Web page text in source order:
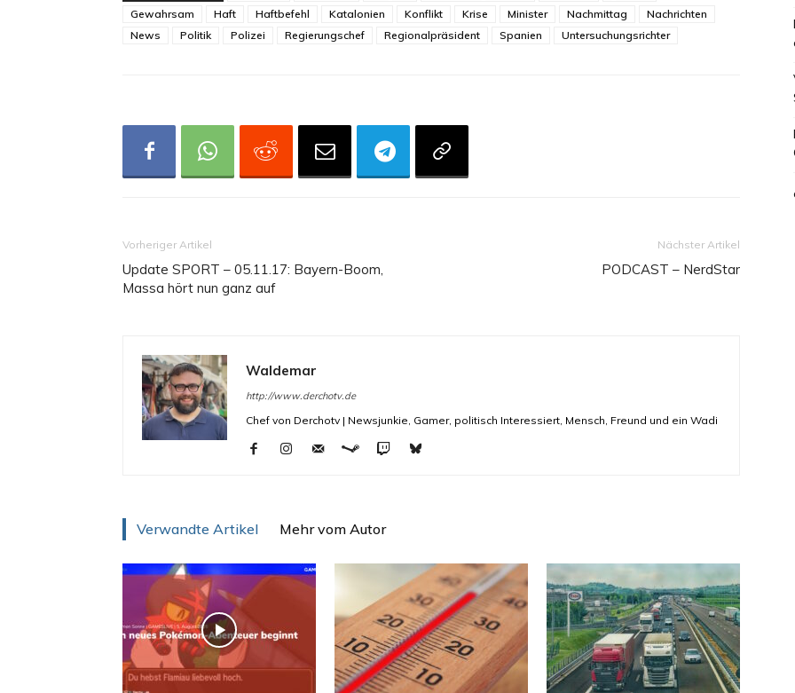
Gewahrsam
Haft Haftbefehl Katalonien Konflikt Krise Minister Nachmittag
Nachrichten
News
Politik Polizei Regierungschef Regionalpräsident Spanien Untersuchungsrichter
Vorheriger Artikel
Update SPORT – 05.11.17: Bayern-Boom,
Massa hört nun ganz auf
Nächster Artikel
PODCAST – NerdStar
Waldemar
http://www.derchotv.de
Chef von Derchotv | Newsjunkie, Gamer, politisch Interessiert, Mensch, Freund und ein Wadi
Verwandte Artikel Mehr vom Autor